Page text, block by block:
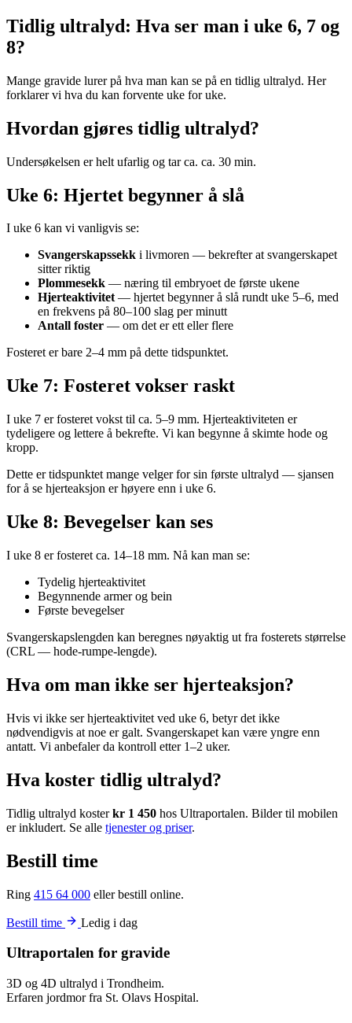
Tidlig ultralyd: Hva ser man i uke 6, 7 og
8?
Mange gravide lurer på hva man kan se på en tidlig ultralyd. Her
forklarer vi hva du kan forvente uke for uke.
Hvordan gjøres tidlig ultralyd?
Undersøkelsen er helt ufarlig og tar ca. ca. 30 min.
Uke 6: Hjertet begynner å slå
I uke 6 kan vi vanligvis se:
Svangerskapssekk i livmoren — bekrefter at svangerskapet
sitter riktig
Plommesekk — næring til embryoet de første ukene
Hjerteaktivitet— hjertet begynner å slå rundt uke 5–6, med
en frekvens på 80–100 slag per minutt
Antall foster — om det er ett eller flere
Fosteret er bare 2–4 mm på dette tidspunktet.
Uke 7: Fosteret vokser raskt
I uke 7 er fosteret vokst til ca. 5–9 mm. Hjerteaktiviteten er
tydeligere og lettere å bekrefte. Vi kan begynne å skimte hode og
kropp.
Dette er tidspunktet mange velger for sin første ultralyd — sjansen
for å se hjerteaksjon er høyere enn i uke 6.
Uke 8: Bevegelser kan ses
I uke 8 er fosteret ca. 14–18 mm. Nå kan man se:
Tydelig hjerteaktivitet
Begynnende armer og bein
Første bevegelser
Svangerskapslengden kan beregnes nøyaktig ut fra fosterets størrelse
(CRL — hode-rumpe-lengde).
Hva om man ikke ser hjerteaksjon?
Hvis vi ikke ser hjerteaktivitet ved uke 6, betyr det ikke
nødvendigvis at noe er galt. Svangerskapet kan være yngre enn
antatt. Vi anbefaler da kontroll etter 1–2 uker.
Hva koster tidlig ultralyd?
Tidlig ultralyd kosterkr 1 450 hos Ultraportalen. Bilder til mobilen
er inkludert. Se alle tjenester og priser.
Bestill time
Ring 415 64 000 eller bestill online.
Bestill time Ledig i dag
Ultraportalen for gravide
3D og 4D ultralyd i Trondheim.
Erfaren jordmor fra St. Olavs Hospital.